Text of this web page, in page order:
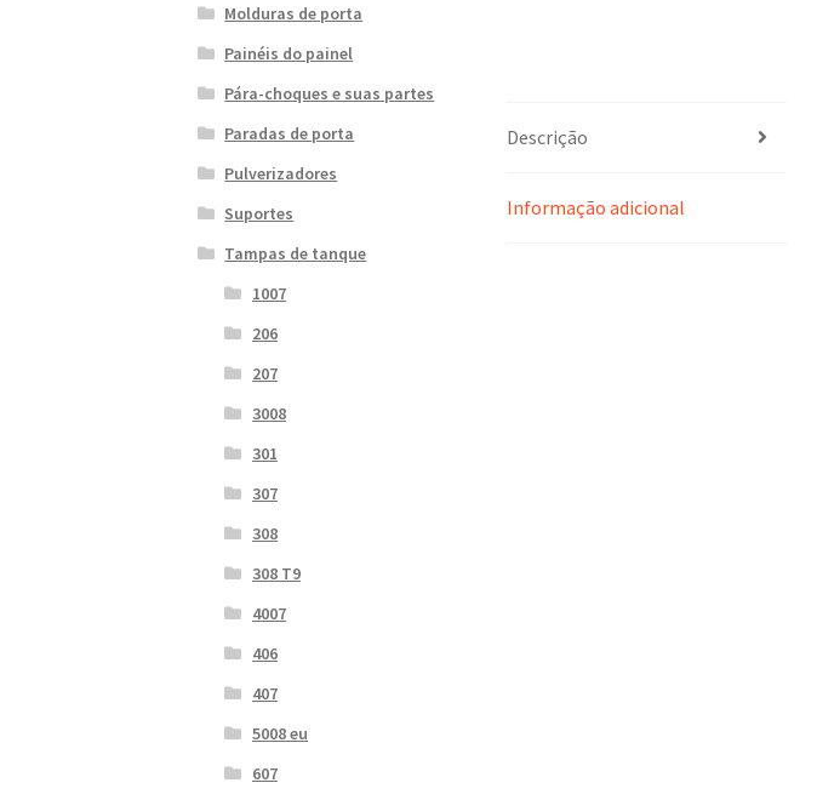
Descrição
Informação adicional
Molduras de porta
Painéis do painel
Pára-choques e suas partes
Paradas de porta
Pulverizadores
Suportes
Tampas de tanque
1007
206
207
3008
301
307
308
308 T9
4007
406
407
5008 eu
607